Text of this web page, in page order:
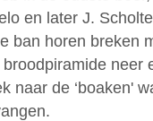
en later J.
ban horen breken
neer
naar de ‘boaken'